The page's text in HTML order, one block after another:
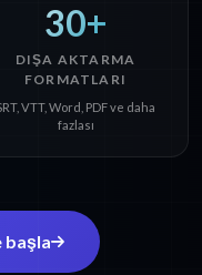
30+
DIŞA AKTARMA
FORMATLARI
VTT, Word, PDF ve daha
fazlası
başla